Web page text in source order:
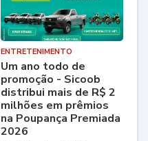
ENTRETENIMENTO
Um ano todo de
promoção - Sicoob
distribui mais de R$ 2
milhões em prêmios
na Poupança Premiada
2026